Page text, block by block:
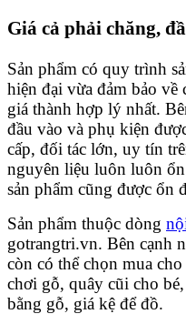
Giá cả phải chăng,
Sản phẩm có quy trình
hiện đại vừa đảm bảo
giá thành hợp lý nhất.
đầu vào và phụ kiện
cấp, đối tác lớn, uy tín
nguyên liệu luôn luôn
sản phẩm cũng được ổn
Sản phẩm thuộc dòng
gotrangtri.vn. Bên cạnh
còn có thể chọn mua
chơi gỗ, quây cũi cho
bằng gỗ, giá kệ để đồ.